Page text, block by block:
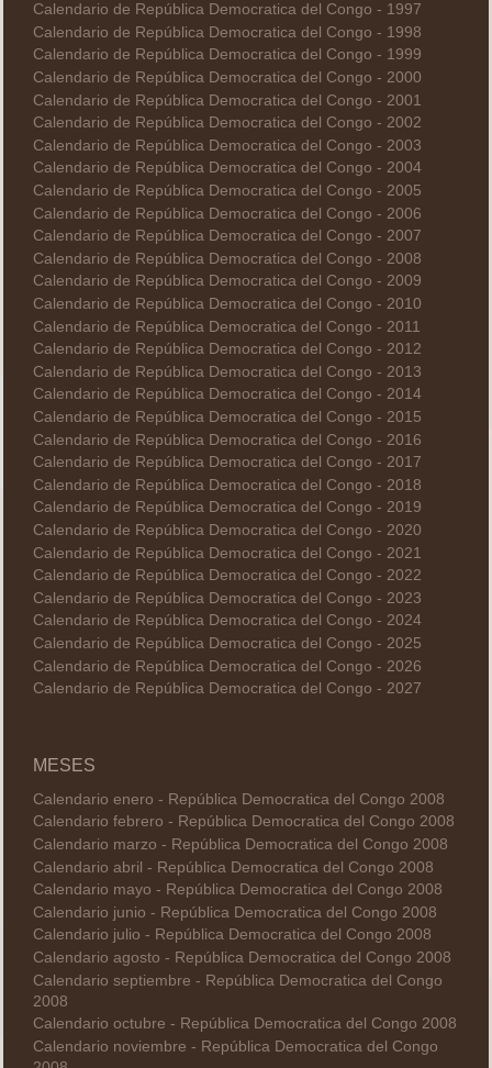
Calendario de República Democratica del Congo - 1997
Calendario de República Democratica del Congo - 1998
Calendario de República Democratica del Congo - 1999
Calendario de República Democratica del Congo - 2000
Calendario de República Democratica del Congo - 2001
Calendario de República Democratica del Congo - 2002
Calendario de República Democratica del Congo - 2003
Calendario de República Democratica del Congo - 2004
Calendario de República Democratica del Congo - 2005
Calendario de República Democratica del Congo - 2006
Calendario de República Democratica del Congo - 2007
Calendario de República Democratica del Congo - 2008
Calendario de República Democratica del Congo - 2009
Calendario de República Democratica del Congo - 2010
Calendario de República Democratica del Congo - 2011
Calendario de República Democratica del Congo - 2012
Calendario de República Democratica del Congo - 2013
Calendario de República Democratica del Congo - 2014
Calendario de República Democratica del Congo - 2015
Calendario de República Democratica del Congo - 2016
Calendario de República Democratica del Congo - 2017
Calendario de República Democratica del Congo - 2018
Calendario de República Democratica del Congo - 2019
Calendario de República Democratica del Congo - 2020
Calendario de República Democratica del Congo - 2021
Calendario de República Democratica del Congo - 2022
Calendario de República Democratica del Congo - 2023
Calendario de República Democratica del Congo - 2024
Calendario de República Democratica del Congo - 2025
Calendario de República Democratica del Congo - 2026
Calendario de República Democratica del Congo - 2027
MESES
Calendario enero - República Democratica del Congo 2008
Calendario febrero - República Democratica del Congo 2008
Calendario marzo - República Democratica del Congo 2008
Calendario abril - República Democratica del Congo 2008
Calendario mayo - República Democratica del Congo 2008
Calendario junio - República Democratica del Congo 2008
Calendario julio - República Democratica del Congo 2008
Calendario agosto - República Democratica del Congo 2008
Calendario septiembre - República Democratica del Congo
2008
Calendario octubre - República Democratica del Congo 2008
Calendario noviembre - República Democratica del Congo